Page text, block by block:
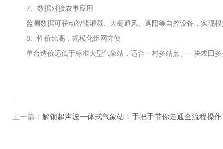
7、数据对接农事应用
监测数据可联动智能灌溉、大棚通风、遮阳等自控设备，实现根
8、性价比高，规模化组网方便
单台造价远低于标准大型气象站，适合一村多站点、一块农田多
上一篇： 解锁超声波一体式气象站：手把手带你走通全流程操作